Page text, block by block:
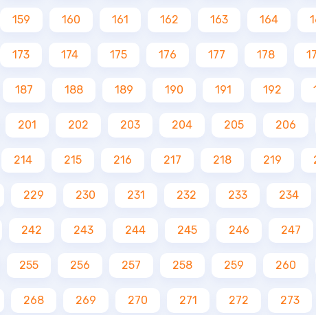
159 160 161 162 163 164
173 174 175 176 177 178
187 188 189 190 191 192
201 202 203 204 205 206
214 215 216 217 218 219
229 230 231 232 233 234
242 243 244 245 246 247
255 256 257 258 259 260
268 269 270 271 272 273